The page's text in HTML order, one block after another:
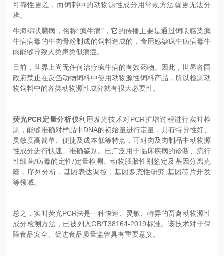
可靠性更差，而饲料中的动物源性成分用常规方法就更无法分
辨。
牛海绵状脑病，俗称“疯牛病"，它的传播主要是通过饲喂感染疯
牛病病毒的牛肉骨粉制成的饲料造成的，食用感染疯牛病病毒牛
肉能够导致人类患类似病症。
目前，世界上尚无任何治疗疯牛病的有效药物。因此，世界各国
政府禁止在反刍动物饲料中使用动物源性饲料产品，所以检测动
物饲料中的各类动物源性成分就有很大必要性。
荧光PCR定量分析仪利用发光技术对PCR扩增过程进行实时检
测，能够准确对样品中DNA的初始量进行定量，具有特异性好、
灵敏度高简单、便捷及成本低等特点，可对肉及肉制品中动物源
性成分进行快速、准确鉴别。已广泛用于临床疾病的诊断、流行
性细菌/病毒的定性/定量检测、动物胚胎性别鉴定及基因分离克
隆，序列分析，基因表达调控，基因多态性研究,基因芯片开发
等领域。
总之，实时荧光PCR法是一种快速、灵敏、特异的畜禽动物源性
成分检测方法，已被列入GB/T38164-2019标准。该技术对于保
障食品安全、促进食品质量监管具有重要意义。